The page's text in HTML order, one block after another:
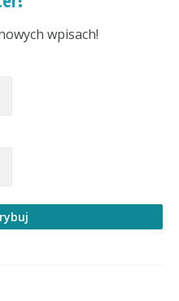
wpisach!